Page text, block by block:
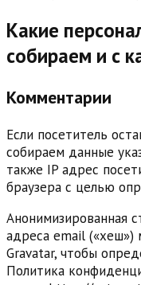
Какие
собираем и с
Комментарии
Если посетитель
собираем данные
также IP адрес
браузера с целью
Анонимизированная
адреса email («хеш»)
Gravatar, чтобы
Политика